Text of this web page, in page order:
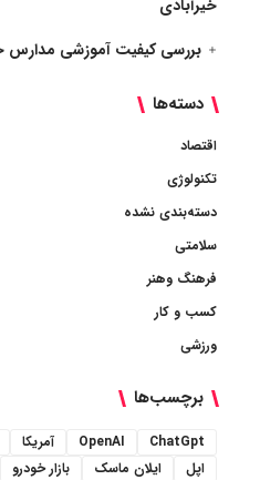
خیرآبادی
بررسی کیفیت آموزشی
دسته‌ها
اقتصاد
تکنولوژی
دسته‌بندی نشده
سلامتی
فرهنگ وهنر
کسب و کار
ورزشی
برچسب‌ها
ChatGpt
OpenAI آمریکا
اپل
ایلان ماسک بازار خودرو